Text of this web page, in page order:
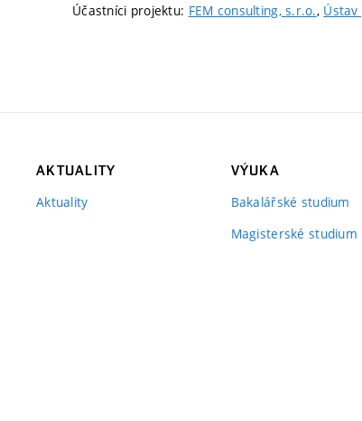
Účastníci projektu: FEM consulting, s.r.o., Ústav
AKTUALITY
Aktuality
VÝUKA
Bakalářské studium
Magisterské studium